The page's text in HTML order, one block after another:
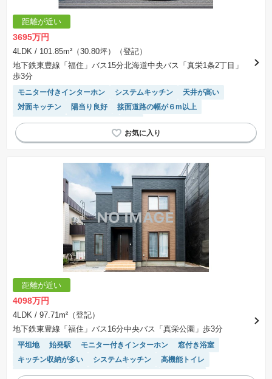
距離が近い
3695万円
4LDK / 101.85m²（30.80坪）（登記）
地下鉄東豊線「福住」バス15分北海道中央バス「真栄1条2丁目」
歩3分
モニター付きインターホン システムキッチン
天井が高い
対面キッチン
陽当り良好
接面道路の幅が６m以上
閑静な住宅地
温水洗浄便座 WIC
距離が近い
4098万円
4LDK / 97.71m²（登記）
地下鉄東豊線「福住」バス16分中央バス「真栄公園」歩3分
平坦地 始発駅 モニター付きインターホン
窓付き浴室
キッチン収納が多い
システムキッチン
高機能トイレ
フラット35適合
対面キッチン 床暖房
陽当り良好